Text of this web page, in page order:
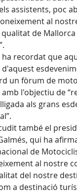
assistents, poc
al
de
recordat que
un fòrum de
l'objectiu de
als grans
també el
qui ha
de
al nostre
del nostre
a destinació